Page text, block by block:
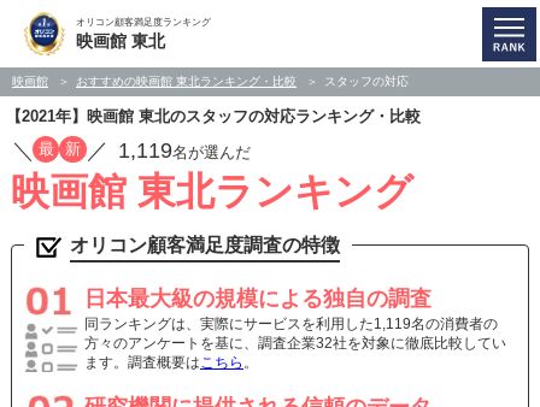
オリコン顧客満足度ランキング
映画館 東北
映画館 おすすめの映画館 東北ランキング・比較 スタッフの対応
【2021年】映画館 東北のスタッフの対応ランキング・比較
／ 最 新 ／ 1,119名が選んだ
映画館 東北ランキング
オリコン顧客満足度調査の特徴
日本最大級の規模による独自の調査
同ランキングは、実際にサービスを利用した1,119名の消費者の
方々のアンケートを基に、調査企業32社を対象に徹底比較してい
ます。調査概要はこちら 。